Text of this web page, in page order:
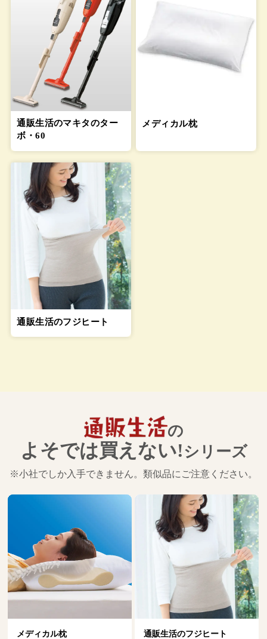
通販生活のマキタのター
ボ・60
メディカル枕
通販生活のフジヒート
の
よそでは買えない!シリーズ
※小社でしか入手できません。類似品にご注意ください。
メディカル枕 通販生活のフジヒート